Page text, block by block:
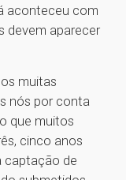
aconteceu com
devem aparecer
muitas
nós por conta
que muitos
cinco anos
captação de